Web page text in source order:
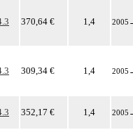
370,64 € 1,4 2005
309,34 € 1,4 2005
352,17 € 1,4 2005